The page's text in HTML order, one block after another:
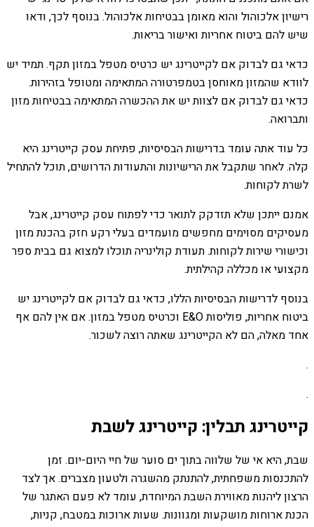
רישיון אלכוהול והוא מאומן בבטיחות אלכוהול. בנוסף לכך, ודאו
שיש להם ביטוח אחריות ואישור בריאות.
כדאי גם לבדוק אם לקייטרינג יש כרטיס מטפל במזון תקף. תמיד יש
לוודא שהמזון מאוחסן בטמפרטורה המתאימה ומטופל בזהירות.
כדאי גם לבדוק אם לצוות יש את ההכשרה המתאימה בבטיחות מזון
ותברואה.
כל עוד אתה עומד בדרישות הבסיסיות, פתיחת עסק קייטרינג היא
קלה. לאחר שתקבל את הרישיונות והתעודות הדרושים, תוכל להתחיל
לשרת לקוחות.
אמנם ייתכן שלא תזדקק לתואר כדי לפתוח עסק קייטרינג, אבל
מעסיקים מסוימים מחפשים מועמדים בעלי רקע חזק בהכנת מזון
וכישורי שירות לקוחות. תעודת קולינריה תוכלו למצוא גם בבית ספר
מקצועי או מכללה קהילתית.
בנוסף לדרישות הבסיסיות הללו, כדאי גם לבדוק אם לקייטרינג יש
ביטוח אחריות, פוליסות E&O וכרטיס מטפל במזון. אם אין להם אף
אחד מאלה, הם לא הקייטרינג שאתה רוצה לשכור.
.
.
קייטרינג תבלין: קייטרינג לשבת
שבת, היא אי של שלווה בתוך ים סוער של חיי היום-יום. זמן
להתכנסות משפחתית, להתנתק מהשגרה ולטעון מצברים. אך לצד
הרצון ליהנות מאווירת השבת המיוחדת, עומד לא פעם האתגר של
הכנת ארוחות מושקעות ומגוונות. שעות ארוכות במטבח, קניות,